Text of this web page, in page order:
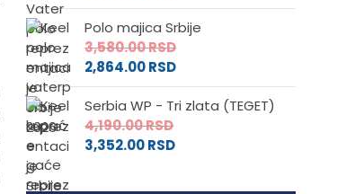
Polo majica Srbije
3,580.00RSD
2,864.00RSD
Serbia WP - Tri zlata (TEGET)
4,190.00RSD
3,352.00RSD